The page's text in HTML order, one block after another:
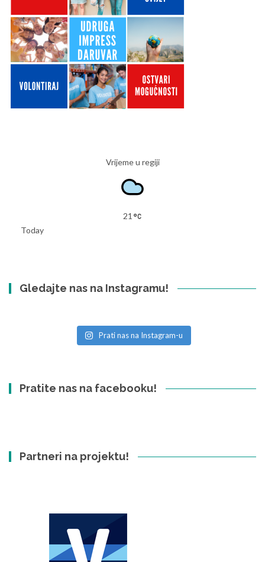
Vrijeme u regiji
21
Today
Gledajte nas na Instagramu!
Prati nas na Instagram-u
Pratite nas na facebooku!
Partneri na projektu!